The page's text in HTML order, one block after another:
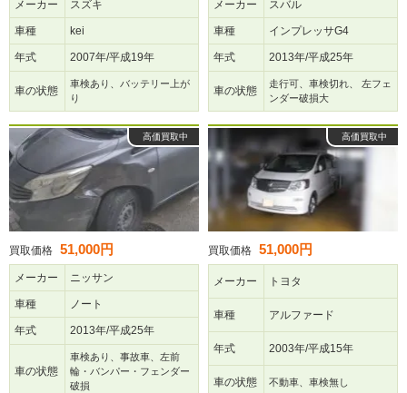
メーカー スズキ
車種 kei
年式 2007年/平成19年
車の状態
車検あり、バッテリー上が
り
メーカー スバル
車種 インプレッサG4
年式 2013年/平成25年
車の状態
走行可、車検切れ、 左フェ
ンダー破損大
高価買取中
買取価格 51,000円
メーカー ニッサン
車種 ノート
年式 2013年/平成25年
車の状態
車検あり、事故車、左前
輪・バンパー・フェンダー
破損
高価買取中
買取価格 51,000円
メーカー トヨタ
車種 アルファード
年式 2003年/平成15年
車の状態 不動車、車検無し